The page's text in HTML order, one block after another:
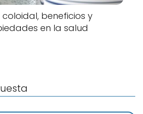
beneficios y
en la salud